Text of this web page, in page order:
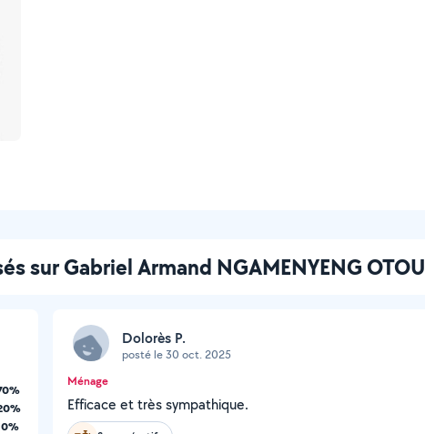
sur Gabriel Armand NGAMENYENG OTOU
Dolorès P.
posté le 30 oct. 2025
Ménage
Efficace et très sympathique.